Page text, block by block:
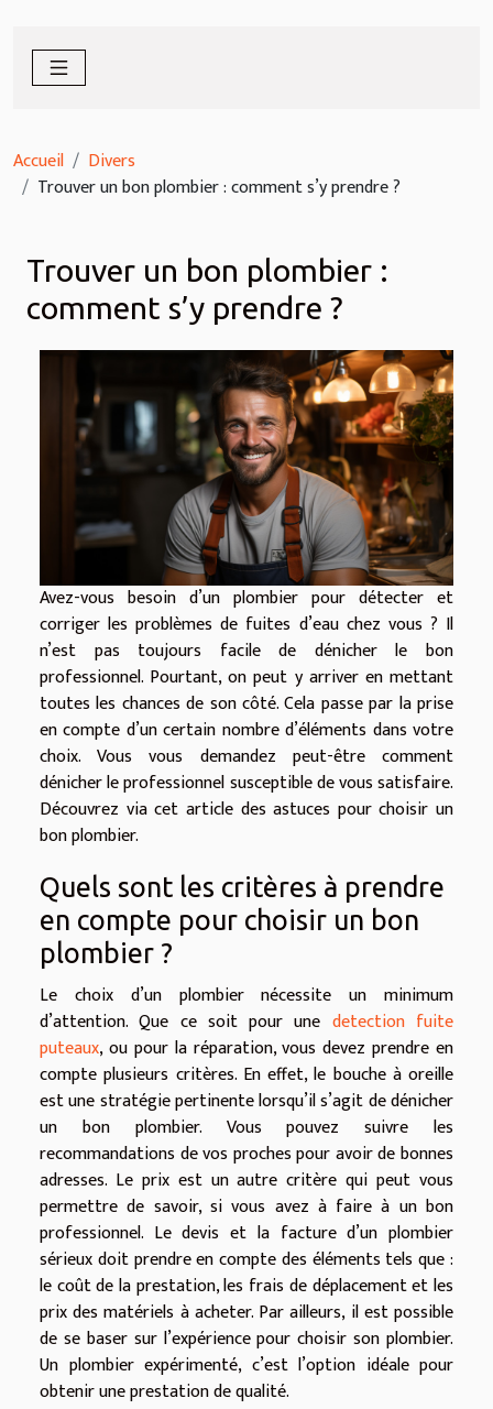
Accueil
Divers
Trouver un bon plombier : comment s’y prendre ?
Trouver un bon plombier :
comment s’y prendre ?
Avez-vous besoin d’un plombier pour détecter et
corriger les problèmes de fuites d’eau chez vous ? Il
n’est pas toujours facile de dénicher le bon
professionnel. Pourtant, on peut y arriver en mettant
toutes les chances de son côté. Cela passe par la prise
en compte d’un certain nombre d’éléments dans votre
choix. Vous vous demandez peut-être comment
dénicher le professionnel susceptible de vous satisfaire.
Découvrez via cet article des astuces pour choisir un
bon plombier.
Quels sont les critères à prendre
en compte pour choisir un bon
plombier ?
Le choix d’un plombier nécessite un minimum
d’attention. Que ce soit pour une detection fuite
puteaux, ou pour la réparation, vous devez prendre en
compte plusieurs critères. En effet, le bouche à oreille
est une stratégie pertinente lorsqu’il s’agit de dénicher
un bon plombier. Vous pouvez suivre les
recommandations de vos proches pour avoir de bonnes
adresses. Le prix est un autre critère qui peut vous
permettre de savoir, si vous avez à faire à un bon
professionnel. Le devis et la facture d’un plombier
sérieux doit prendre en compte des éléments tels que :
le coût de la prestation, les frais de déplacement et les
prix des matériels à acheter. Par ailleurs, il est possible
de se baser sur l’expérience pour choisir son plombier.
Un plombier expérimenté, c’est l’option idéale pour
obtenir une prestation de qualité.